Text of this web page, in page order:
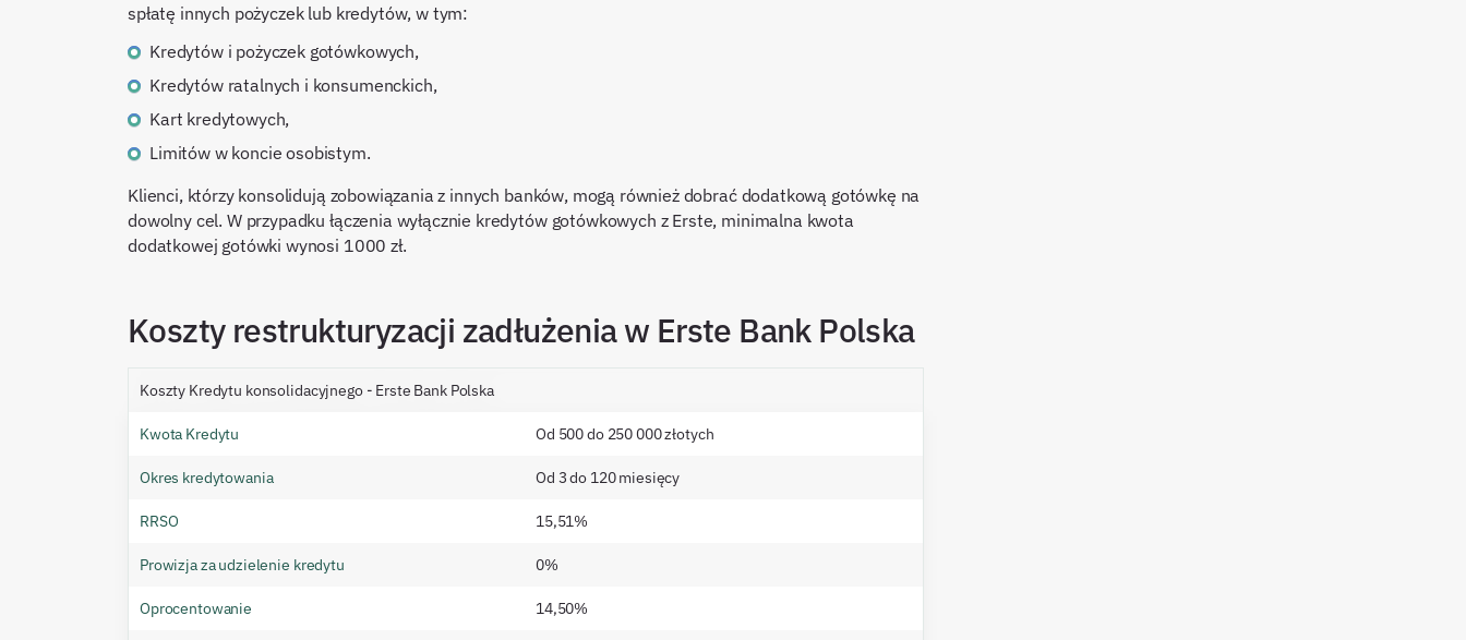
spłatę innych pożyczek lub kredytów, w tym:
kredytów i pożyczek gotówkowych,
kredytów ratalnych i konsumenckich,
kart kredytowych,
limitów w koncie osobistym.
Klienci, którzy konsolidują zobowiązania z innych banków, mogą również dobrać dodatkową gotówkę na
dowolny cel. W przypadku łączenia wyłącznie kredytów gotówkowych z Erste, minimalna kwota
dodatkowej gotówki wynosi 1000 zł.
Koszty restrukturyzacji zadłużenia w Erste Bank Polska
Koszty Kredytu konsolidacyjnego - Erste Bank Polska
Kwota Kredytu Od 500 do 250 000 złotych
Okres kredytowania Od 3 do 120 miesięcy
RRSO 15,51%
Prowizja za udzielenie kredytu 0%
Oprocentowanie 14,50%